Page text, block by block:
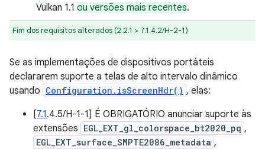
Vulkan 1.1 ou versões mais recentes.
Fim dos requisitos alterados (2.2.1 > 7.1.4.2/H-2-1)
Se as implementações de dispositivos portáteis
declararem suporte a telas de alto intervalo dinâmico
usando Configuration.isScreenHdr() , elas:
[7.1.4.5/H-1-1] É OBRIGATÓRIO anunciar suporte às
extensões EGL_EXT_gl_colorspace_bt2020_pq ,
EGL_EXT_surface_SMPTE2086_metadata ,